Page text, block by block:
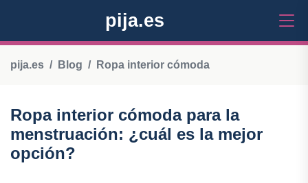
pija.es
pija.es Blog Ropa interior cómoda
Ropa interior cómoda para la
menstruación: ¿cuál es la mejor
opción?